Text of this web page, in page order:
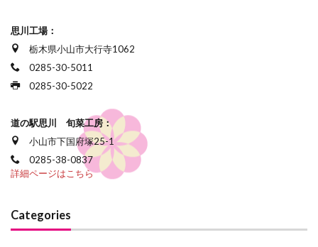
思川工場：
栃木県小山市大行寺1062
0285-30-5011
0285-30-5022
道の駅思川 旬菜工房：
小山市下国府塚25-1
0285-38-0837
詳細ページはこちら
Categories